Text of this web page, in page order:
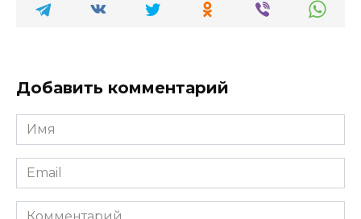
Добавить комментарий
Имя
*
Email
*
Комментарий